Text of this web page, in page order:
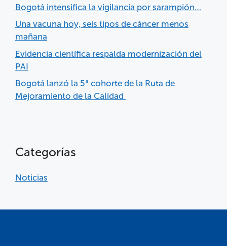
Bogotá intensifica la vigilancia por sarampión…
Una vacuna hoy, seis tipos de cáncer menos
mañana
Evidencia científica respalda modernización del
PAI
Bogotá lanzó la 5ª cohorte de la Ruta de
Mejoramiento de la Calidad
Categorías
Noticias